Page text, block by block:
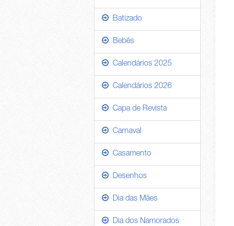
Batizado
Bebês
Calendários 2025
Calendários 2026
Capa de Revista
Carnaval
Casamento
Desenhos
Dia das Mães
Dia dos Namorados